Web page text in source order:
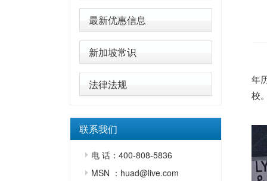
最新优惠信息
新加坡常识
法律法规
联系我们
电 话：400-808-5836
MSN ：huad@live.com
年
校